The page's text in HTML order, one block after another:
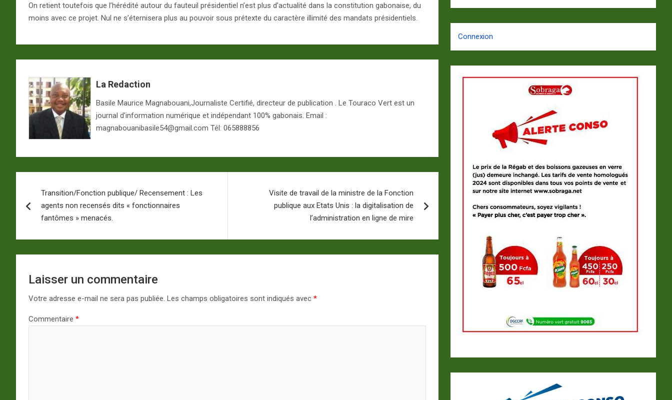
On retient toutefois que l’hérédité autour du fauteuil présidentiel n’est plus d’actualité dans la constitution gabonaise, du
moins avec ce projet. Nul ne s’éternisera plus au pouvoir sous prétexte du caractère illimité des mandats présidentiels.
La Redaction
Basile Maurice Magnabouani,Journaliste Certifié, directeur de publication . Le Touraco Vert est un
journal d'information numérique et indépendant 100% gabonais. Email :
magnabouanibasile54@gmail.com Tél: 065888856
de
l’article
Transition/Fonction publique/ Recensement : Les
agents non recensés dits « fonctionnaires
fantômes » menacés.
Visite de travail de la ministre de la Fonction
publique aux Etats Unis : la digitalisation de
l’administration en ligne de mire
Laisser un commentaire
Votre adresse e-mail ne sera pas publiée. Les champs obligatoires sont indiqués avec *
Commentaire *
Connexion